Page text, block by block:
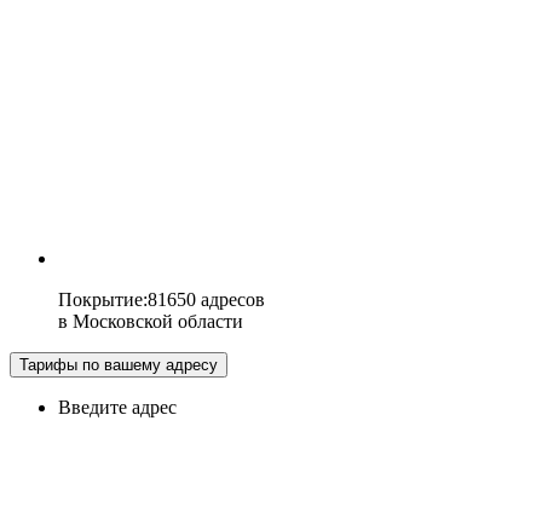
Покрытие:81650 адресов
в Московской области
Тарифы по вашему адресу
Введите адрес